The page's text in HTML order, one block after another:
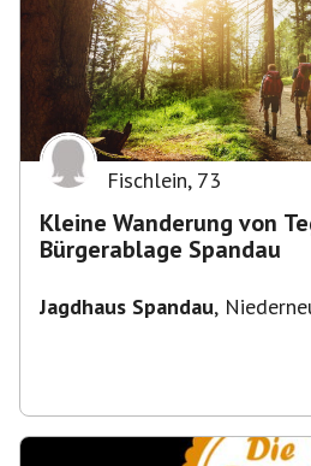
Fischlein, 73
Kleine Wanderung von
Bürgerablage Spandau
Jagdhaus Spandau,